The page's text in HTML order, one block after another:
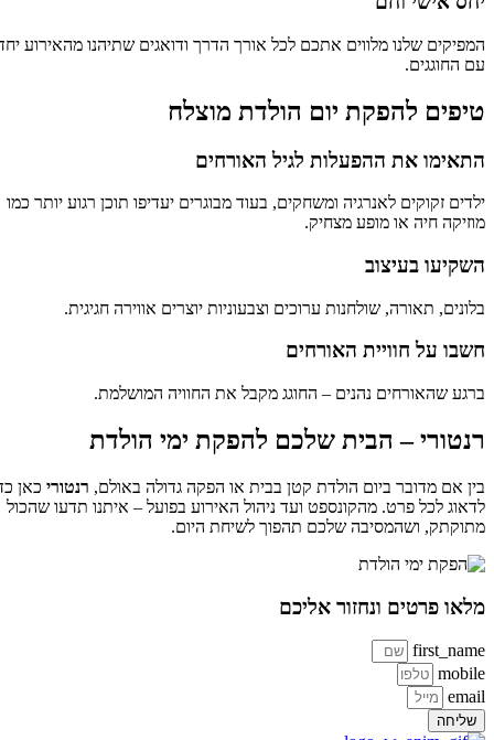
המפיקים שלנו מלווים אתכם לכל אורך הדרך ודואגים שתיהנו מהאירוע יחד
עם החוגגים.
טיפים להפקת יום הולדת מוצלח
התאימו את ההפעלות לגיל האורחים
ילדים זקוקים לאנרגיה ומשחקים, בעוד מבוגרים יעדיפו תוכן רגוע יותר כמו
מוזיקה חיה או מופע מצחיק.
השקיעו בעיצוב
בלונים, תאורה, שולחנות ערוכים וצבעוניות יוצרים אווירה חגיגית.
חשבו על חוויית האורחים
ברגע שהאורחים נהנים – החוגג מקבל את החוויה המושלמת.
רנטורי – הבית שלכם להפקת ימי הולדת
בין אם מדובר ביום הולדת קטן בבית או הפקה גדולה באולם,רנטוריכאן כדי
לדאוג לכל פרט. מהקונספט ועד ניהול האירוע בפועל – איתנו תדעו שהכול
מתוקתק, ושהמסיבה שלכם תהפוך לשיחת היום.
מלאו פרטים ונחזור אליכם
first_name
mobile
email
שליחה